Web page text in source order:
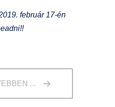
február 17-én
...